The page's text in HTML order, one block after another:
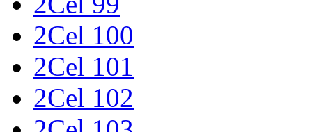
2Cel 100
2Cel 101
2Cel 102